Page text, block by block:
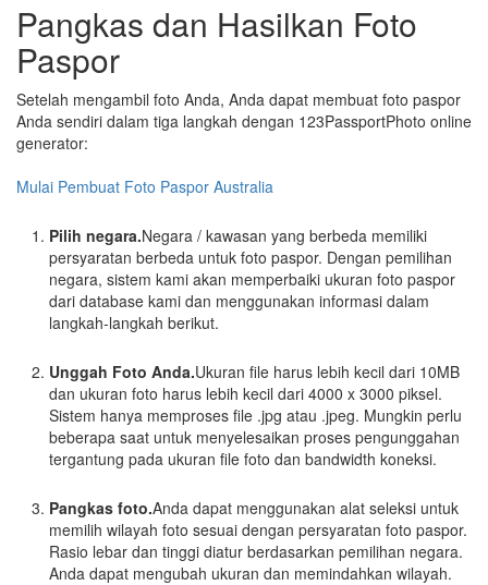
Pangkas dan Hasilkan Foto
Paspor
Setelah mengambil foto Anda, Anda dapat membuat foto paspor
Anda sendiri dalam tiga langkah dengan 123PassportPhoto online
generator:
Mulai Pembuat Foto Paspor Australia
Pilih negara.Negara / kawasan yang berbeda memiliki
persyaratan berbeda untuk foto paspor. Dengan pemilihan
negara, sistem kami akan memperbaiki ukuran foto paspor
dari database kami dan menggunakan informasi dalam
langkah-langkah berikut.
Unggah Foto Anda.Ukuran file harus lebih kecil dari 10MB
dan ukuran foto harus lebih kecil dari 4000 x 3000 piksel.
Sistem hanya memproses file .jpg atau .jpeg. Mungkin perlu
beberapa saat untuk menyelesaikan proses pengunggahan
tergantung pada ukuran file foto dan bandwidth koneksi.
Pangkas foto.Anda dapat menggunakan alat seleksi untuk
memilih wilayah foto sesuai dengan persyaratan foto paspor.
Rasio lebar dan tinggi diatur berdasarkan pemilihan negara.
Anda dapat mengubah ukuran dan memindahkan wilayah.